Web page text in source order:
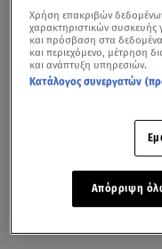
Χρήση επακριβών
χαρακτηριστικών
και πρόσβαση στα
και περιεχόμενο, μέτρηση
και ανάπτυξη υπηρεσιών.
Κατάλογος συνεργατών
Απόρριψη